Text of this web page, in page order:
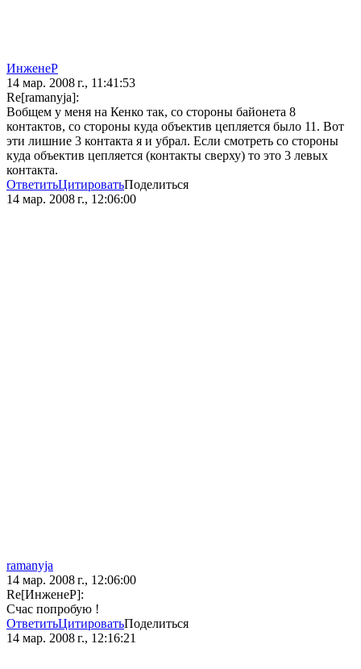
ИнженеР
14 мар. 2008 г., 11:41:53
Re[ramanyja]:
Вобщем у меня на Кенко так, со стороны байонета 8
контактов, со стороны куда объектив цепляется было 11. Вот
эти лишние 3 контакта я и убрал. Если смотреть со стороны
куда объектив цепляется (контакты сверху) то это 3 левых
контакта.
ОтветитьЦитироватьПоделиться
14 мар. 2008 г., 12:06:00
ramanyja
14 мар. 2008 г., 12:06:00
Re[ИнженеР]:
Счас попробую !
ОтветитьЦитироватьПоделиться
14 мар. 2008 г., 12:16:21